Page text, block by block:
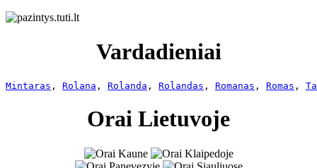
Vardadieniai
Mintaras , Rolana , Rolanda , Rolandas , Romanas , Romas ,
Orai Lietuvoje